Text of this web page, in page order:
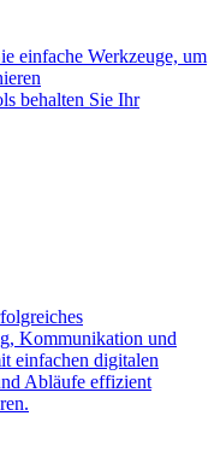
einfache Werkzeuge, um
behalten Sie Ihr
Kommunikation und
einfachen digitalen
Abläufe effizient